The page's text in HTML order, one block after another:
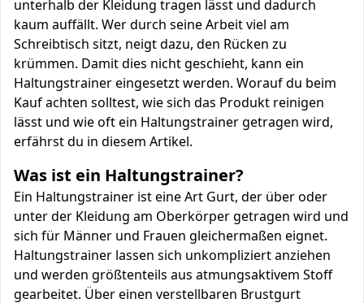
unterhalb der Kleidung tragen lässt und dadurch
kaum auffällt. Wer durch seine Arbeit viel am
Schreibtisch sitzt, neigt dazu, den Rücken zu
krümmen. Damit dies nicht geschieht, kann ein
Haltungstrainer eingesetzt werden. Worauf du beim
Kauf achten solltest, wie sich das Produkt reinigen
lässt und wie oft ein Haltungstrainer getragen wird,
erfährst du in diesem Artikel.
Was ist ein Haltungstrainer?
Ein Haltungstrainer ist eine Art Gurt, der über oder
unter der Kleidung am Oberkörper getragen wird und
sich für Männer und Frauen gleichermaßen eignet.
Haltungstrainer lassen sich unkompliziert anziehen
und werden größtenteils aus atmungsaktivem Stoff
gearbeitet. Über einen verstellbaren Brustgurt